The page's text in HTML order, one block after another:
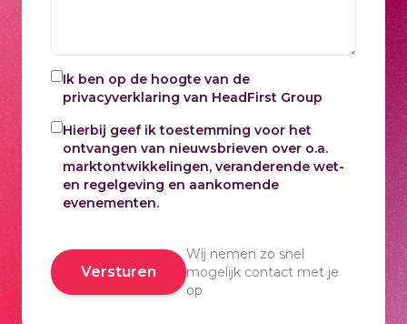
Ik ben op de hoogte van de
privacyverklaring van HeadFirst Group
Hierbij geef ik toestemming voor het
ontvangen van nieuwsbrieven over o.a.
marktontwikkelingen, veranderende wet-
en regelgeving en aankomende
evenementen.
Versturen
Wij nemen zo snel
mogelijk contact met je
op